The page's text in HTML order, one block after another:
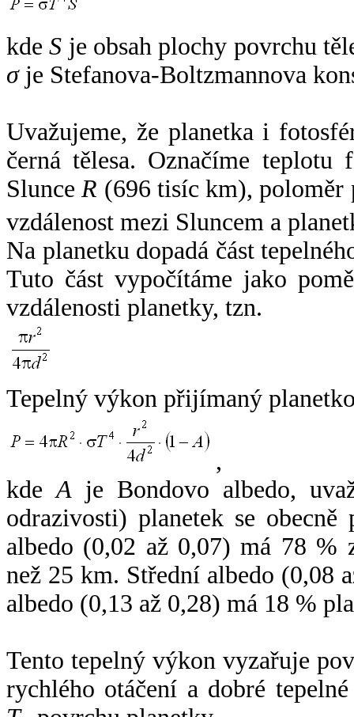
kdeS je obsah plochy povrchu
σje Stefanova-Boltzmannova
Uvažujeme, že planetka i
černá tělesa. Označíme
SlunceR (696 tisíc km),
vzdálenost mezi Sluncem a
Na planetku dopadá část
Tuto část vypočítáme jako
vzdálenosti planetky, tzn.
Tepelný výkon přijímaný
,
kdeA je Bondovo albedo,
odrazivosti) planetek se
albedo (0,02 až 0,07) má 78 %
než 25 km. Střední albedo (0,08
albedo (0,13 až 0,28) má 18 %
Tento tepelný výkon vyzařuje
rychlého otáčení a dobré